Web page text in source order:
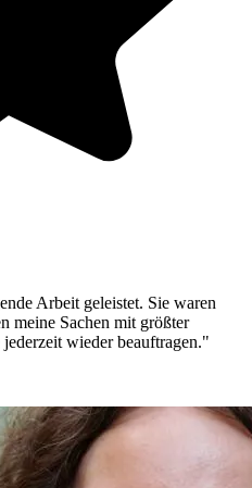
Arbeit geleistet. Sie waren
meine Sachen mit größter
wieder beauftragen."